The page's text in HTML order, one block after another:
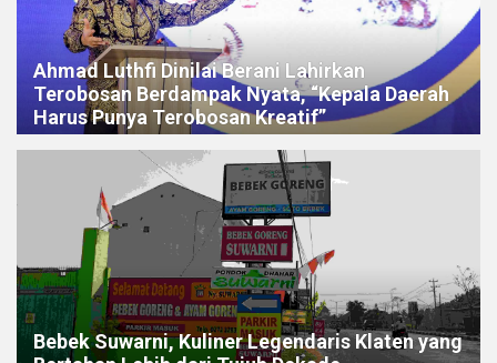
Ahmad Luthfi Dinilai Berani Lahirkan
Terobosan Berdampak Nyata, “Kepala Daerah
Harus Punya Terobosan Kreatif”
Bebek Suwarni, Kuliner Legendaris Klaten yang